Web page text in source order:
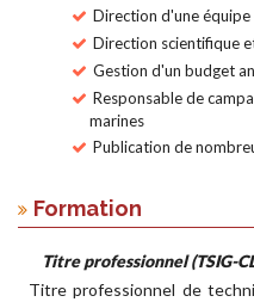
Direction d'une
Direction scientifique
Gestion d'un budget
Responsable de
marines
Publication de
Formation
Titre professionnel (TSIG-
Titre professionnel de